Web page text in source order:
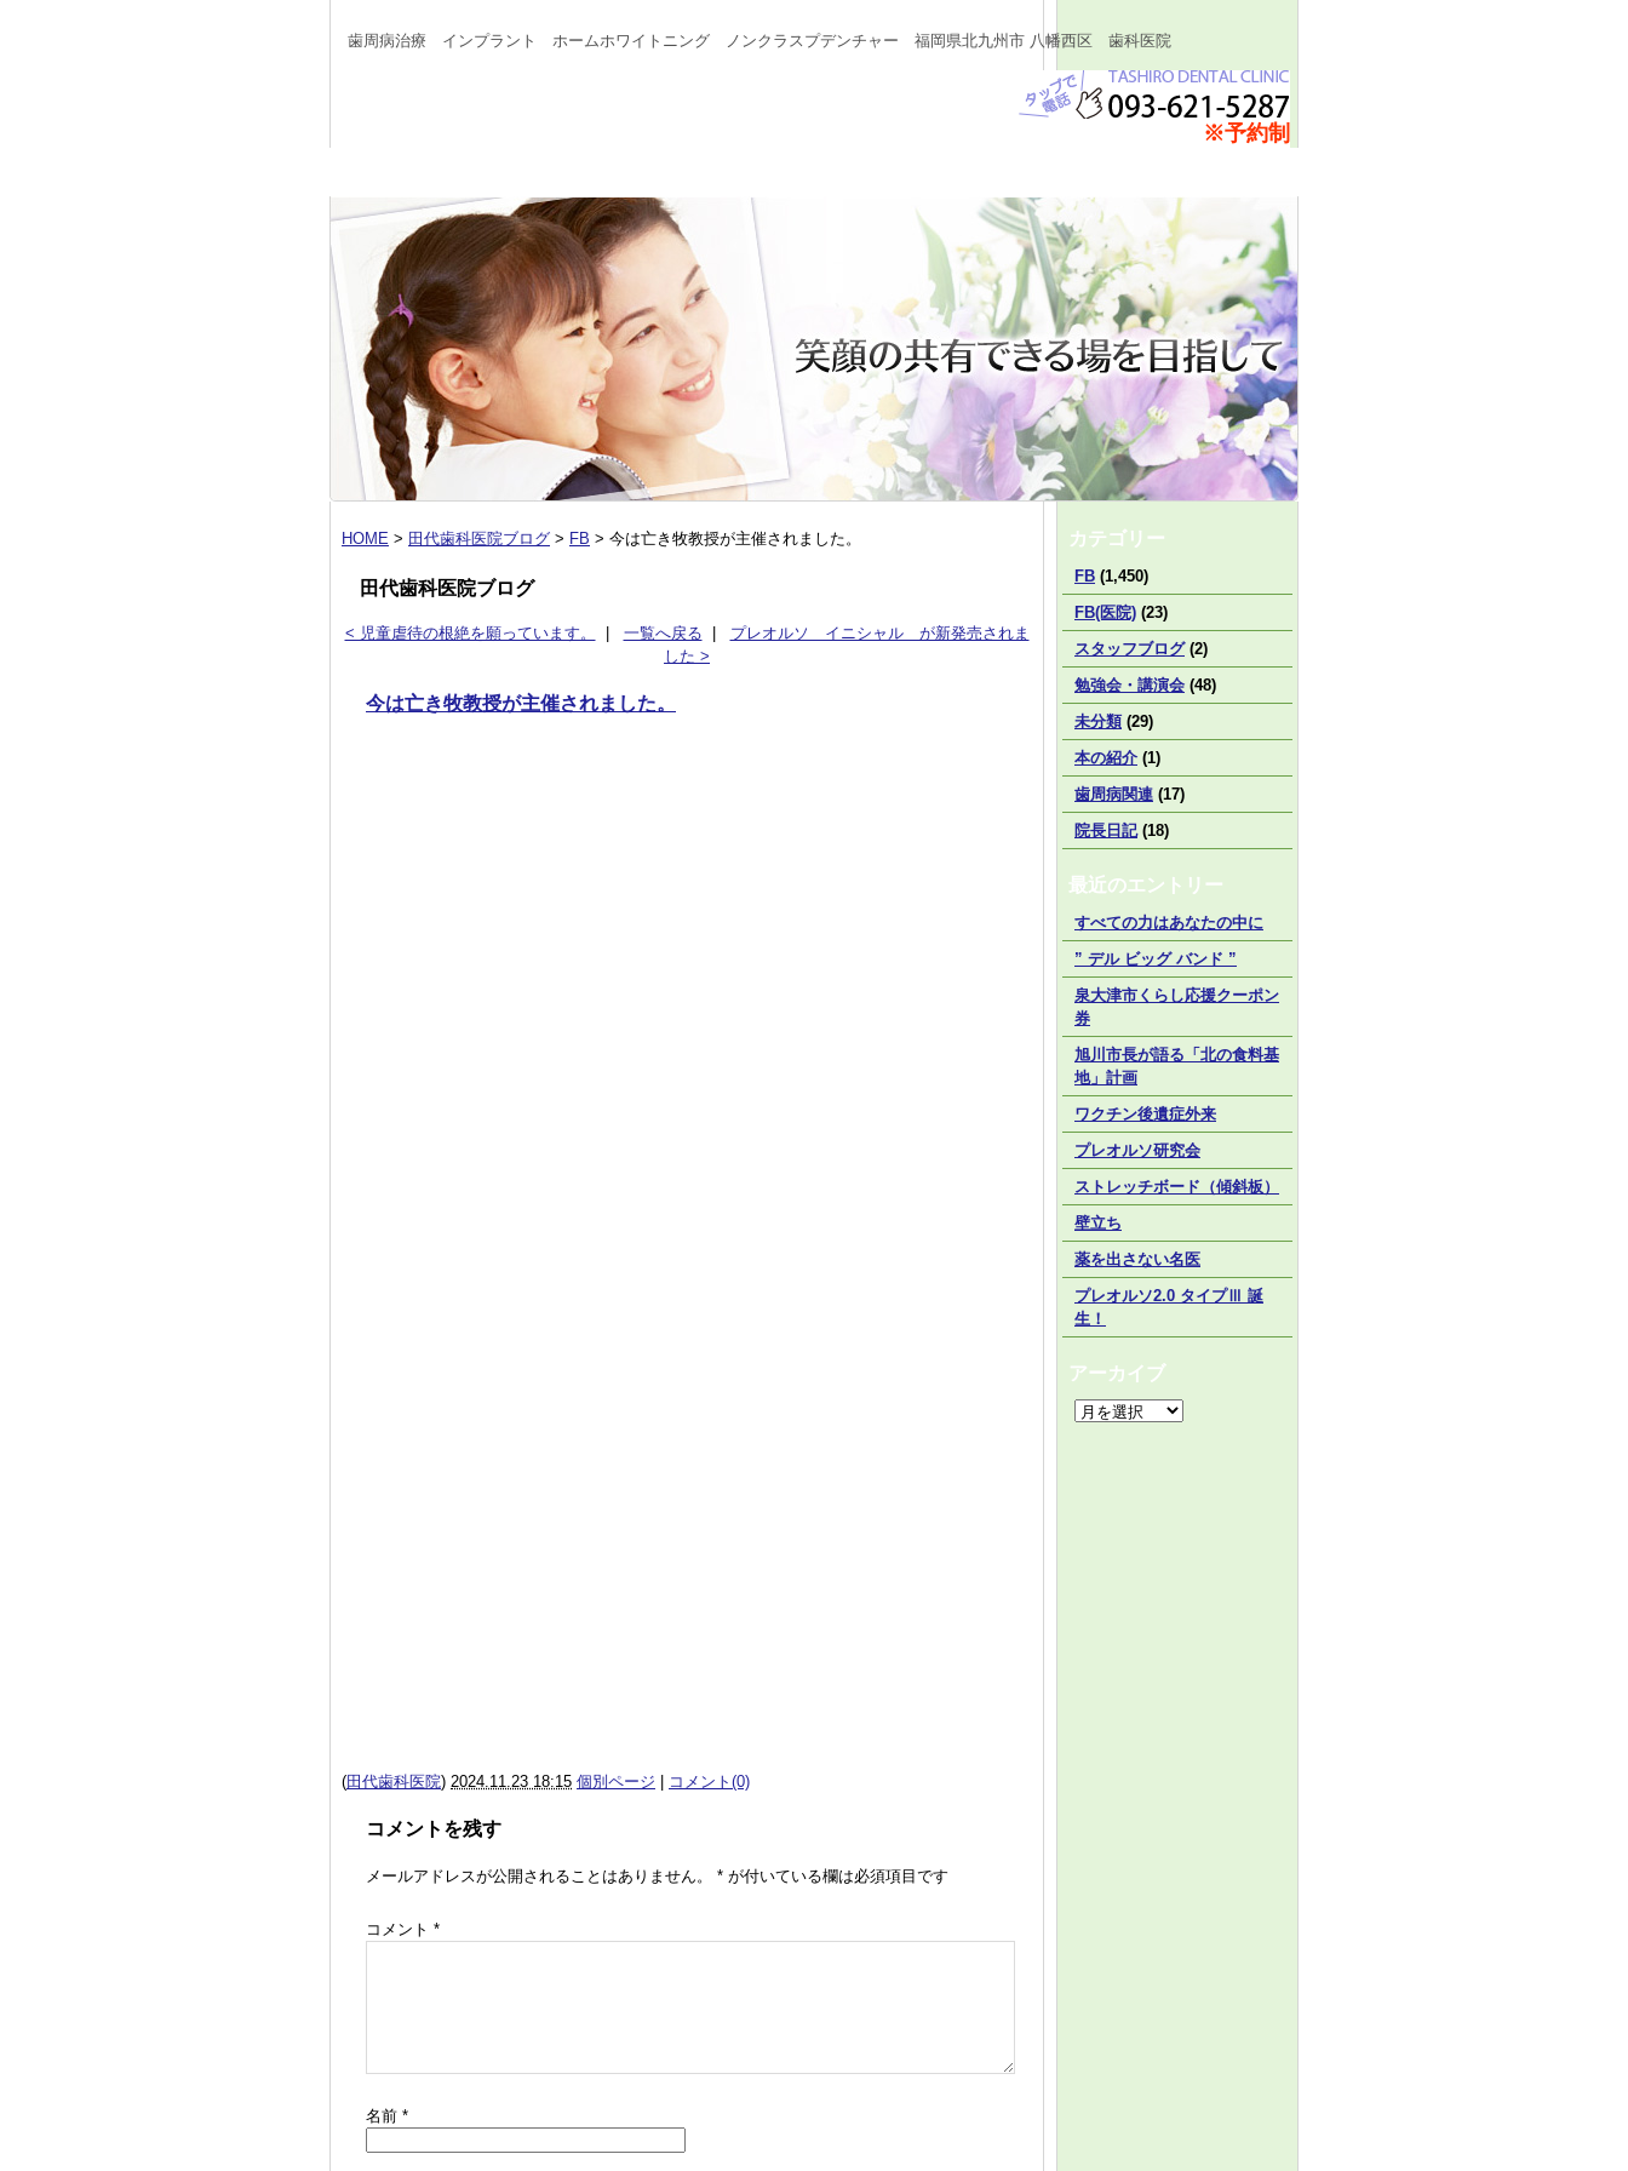
歯周病治療 インプラント ホームホワイトニング ノンクラスプデンチャー 福岡県北九州市 八幡西区 歯科医院
※予約制
カテゴリー
FB (1,450)
FB(医院) (23)
スタッフブログ(2)
勉強会・講演会 (48)
未分類(29)
本の紹介 (1)
歯周病関連 (17)
院長日記(18)
最近のエントリー
すべての力はあなたの中に
” デル ビッグ バンド ”
泉大津市くらし応援クーポン
券
旭川市長が語る「北の食料基
地」計画
ワクチン後遺症外来
プレオルソ研究会
ストレッチボード（傾斜板）
壁立ち
薬を出さない名医
プレオルソ2.0 タイプⅢ 誕
生！
アーカイブ
HOME > 田代歯科医院ブログ > FB > 今は亡き牧教授が主催されました。
田代歯科医院ブログ
< 児童虐待の根絶を願っています。 一覧へ戻る
プレオルソ イニシャル が新発売されま
した >
今は亡き牧教授が主催されました。
(田代歯科医院) 2024.11.23 18:15 個別ページ コメント(0)
コメントを残す
メールアドレスが公開されることはありません。 * が付いている欄は必須項目です
コメント *
名前 *